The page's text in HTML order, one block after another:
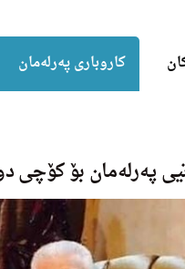
کاروباری پەرلەمان
پەرلەمان بۆ کۆچی